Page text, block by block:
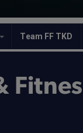
Team FF TKD